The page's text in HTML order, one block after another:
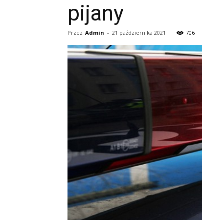
pijany
Przez Admin - 21 października 2021 706